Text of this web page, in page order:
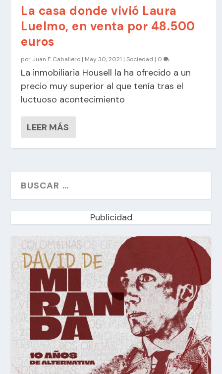
La casa donde vivió Laura
Luelmo, en venta por 48.500
euros
por Juan F. Caballero | May 30, 2021 |Sociedad | 0
La inmobiliaria Housell la ha ofrecido a un
precio muy superior al que tenía tras el
luctuoso acontecimiento
LEER MÁS
Publicidad